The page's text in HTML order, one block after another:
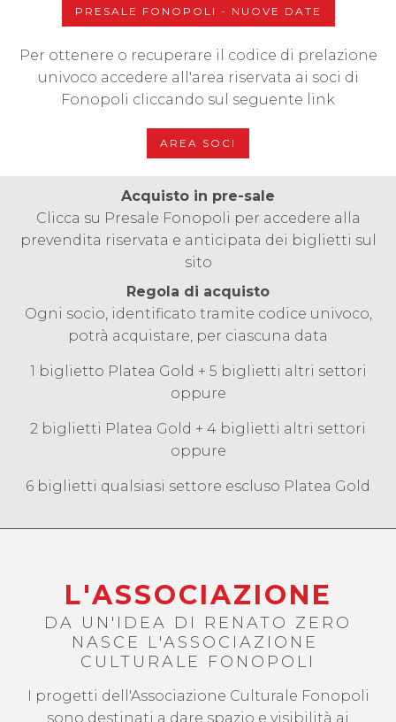
PRESALE FONOPOLI - NUOVE DATE
Per ottenere o recuperare il codice di prelazione
univoco accedere all'area riservata ai soci di
Fonopoli cliccando sul seguente link
AREA SOCI
Acquisto in pre-sale
Clicca su Presale Fonopoli per accedere alla
prevendita riservata e anticipata dei biglietti sul
sito
Regola di acquisto
Ogni socio, identificato tramite codice univoco,
potrà acquistare, per ciascuna data
1 biglietto Platea Gold + 5 biglietti altri settori
oppure
2 biglietti Platea Gold + 4 biglietti altri settori
oppure
6 biglietti qualsiasi settore escluso Platea Gold
L'ASSOCIAZIONE
DA UN'IDEA DI RENATO ZERO
NASCE L'ASSOCIAZIONE
CULTURALE FONOPOLI
I progetti dell'Associazione Culturale Fonopoli
sono destinati a dare spazio e visibilità ai